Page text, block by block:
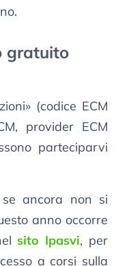
gratuito
(codice ECM
provider ECM
parteciparvi
ancora non si
anno occorre
sito Ipasvi, per
a corsi sulla